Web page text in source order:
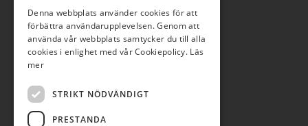
Denna webbplats använder cookies för att
förbättra användarupplevelsen. Genom att
använda vår webbplats samtycker du till alla
cookies i enlighet med vår Cookiepolicy. Läs
mer
STRIKT NÖDVÄNDIGT
PRESTANDA